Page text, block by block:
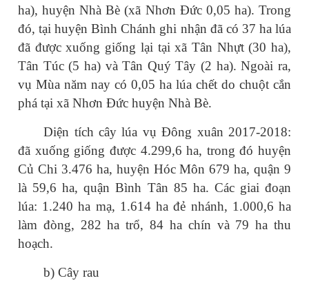
ha), huyện Nhà Bè (xã Nhơn Đức 0,05 ha). Trong
đó, tại huyện Bình Chánh ghi nhận đã có 37 ha lúa
đã được xuống giống lại tại xã Tân Nhựt (30 ha),
Tân Túc (5 ha) và Tân Quý Tây (2 ha). Ngoài ra,
vụ Mùa năm nay có 0,05 ha lúa chết do chuột cắn
phá tại xã Nhơn Đức huyện Nhà Bè.
Diện tích cây lúa vụ Đông xuân 2017-2018:
đã xuống giống được 4.299,6 ha, trong đó huyện
Củ Chi 3.476 ha, huyện Hóc Môn 679 ha, quận 9
là 59,6 ha, quận Bình Tân 85 ha. Các giai đoạn
lúa: 1.240 ha mạ, 1.614 ha đẻ nhánh, 1.000,6 ha
làm đòng, 282 ha trổ, 84 ha chín và 79 ha thu
hoạch.
b) Cây rau